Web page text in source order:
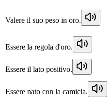
Valere il suo peso in oro.
Essere la regola d'oro.
Essere il lato positivo.
Essere nato con la camicia.